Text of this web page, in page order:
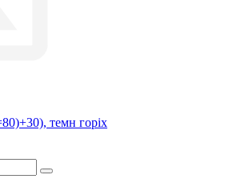
темн горіх